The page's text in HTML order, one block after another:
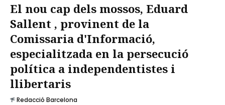
El nou cap dels mossos, Eduard
Sallent , provinent de la
Comissaria d'Informació,
especialitzada en la persecució
política a independentistes i
llibertaris
Redacció Barcelona